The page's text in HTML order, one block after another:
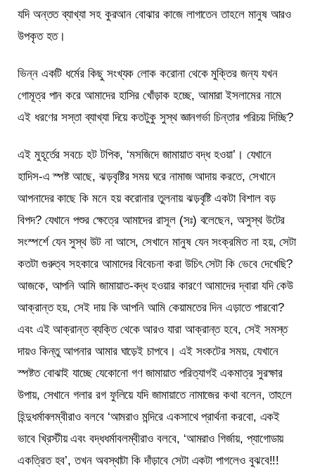
যদি অন্তত ব্যাখ্যা সহ কুরআন বোঝার কাজে লাগাতেন তাহলে মানুষ আরও
উপকৃত হত।
ভিন্ন একটি ধর্মের কিছু সংখ্যক লোক করোনা থেকে মুক্তির জন্য যখন
গোমূত্র পান করে আমাদের হাসির খোঁড়াক হচ্ছে, আমারা ইসলামের নামে
এই ধরণের সস্তা ব্যাখ্যা দিয়ে কতটুকু সুস্থ জ্ঞানগর্ভা চিন্তার পরিচয় দিচ্ছি?
এই মুহূর্তের সবচে হট টপিক, ‘মসজিদে জামায়াত বদ্ধ হওয়া’। যেখানে
হাদিস-এ স্পষ্ট আছে, ঝড়বৃষ্টির সময় ঘরে নামাজ আদায় করতে, সেখানে
আপনাদের কাছে কি মনে হয় করোনার তুলনায় ঝড়বৃষ্টি একটা বিশাল বড়
বিপদ? যেখানে পশুর ক্ষেত্রে আমাদের রাসূল (সঃ) বলেছেন, অসুস্থ উটের
সংস্পর্শে যেন সুস্থ উট না আসে, সেখানে মানুষ যেন সংক্রমিত না হয়, সেটা
কতটা গুরুত্ব সহকারে আমাদের বিবেচনা করা উচিৎ সেটা কি ভেবে দেখেছি?
আজকে, আপনি আমি জামায়াত-বদ্ধ হওয়ার কারণে আমাদের দ্বারা যদি কেউ
আক্রান্ত হয়, সেই দায় কি আপনি আমি কেয়ামতের দিন এড়াতে পারবো?
এবং এই আক্রান্ত ব্যক্তি থেকে আরও যারা আক্রান্ত হবে, সেই সমস্ত
দায়ও কিন্তু আপনার আমার ঘাড়েই চাপবে। এই সংকটের সময়, যেখানে
স্পষ্টত বোঝাই যাচ্ছে যেকোনো গণ জামায়াত পরিত্যাগই একমাত্র সুরক্ষার
উপায়, সেখানে গলার রগ ফুলিয়ে যদি জামায়াতে নামাজের কথা বলেন, তাহলে
হিন্দুধর্মাবলম্বীরাও বলবে ‘আমরাও মন্দিরে একসাথে প্রার্থনা করবো, একই
ভাবে খ্রিস্টীয় এবং বদ্ধধর্মাবলম্বীরাও বলবে, ‘আমরাও গির্জায়, প্যাগোডায়
একত্রিত হব’, তখন অবস্থাটা কি দাঁড়াবে সেটা একটা পাগলেও বুঝবে!!!